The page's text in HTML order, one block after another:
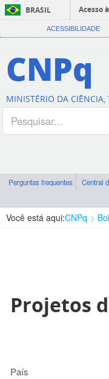
BRASIL
Acesso
ACESSIBILIDADE
CNPq
MINISTÉRIO DA CIÊNCIA,
Perguntas frequentes Central
Você está aqui:CNPq
Projetos
País